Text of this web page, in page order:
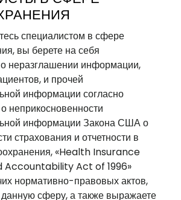
специалистом в сфере
вы берете на себя
о неразглашении информации,
и прочей
информации согласно
неприкосновенности
информации Закона США о
страхования и отчетности в
«Health Insurance
Act of 1996»
нормативно-правовых актов,
сферу, а также выражаете